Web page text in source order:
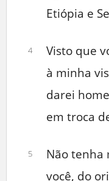
Etiópia e
4
Visto que
à minha
darei
em troca
5
Não tenha
você, do